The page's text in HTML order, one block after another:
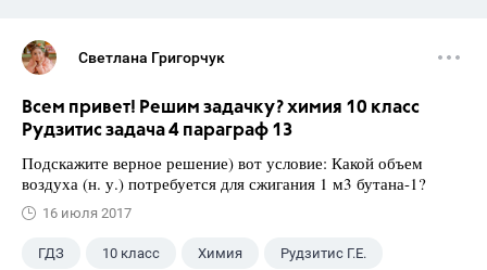
Светлана Григорчук
Всем привет! Решим задачку? химия 10 класс
Рудзитис задача 4 параграф 13
Подскажите верное решение) вот условие: Какой объем
воздуха (н. у.) потребуется для сжигания 1 м3 бутана-1?
16 июля 2017
ГДЗ 10 класс Химия Рудзитис Г.Е.